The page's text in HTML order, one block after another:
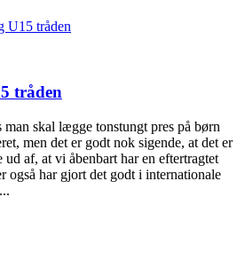
U15 tråden
tråden
skal lægge tonstungt pres på børn
men det er godt nok sigende, at det er
af, at vi åbenbart har en eftertragtet
også har gjort det godt i internationale